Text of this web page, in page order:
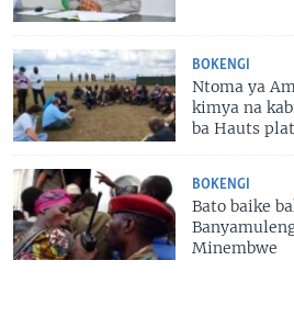
BOKENGI
Ntoma ya
kimya na
ba Hauts
BOKENGI
Bato baike
Minembwe